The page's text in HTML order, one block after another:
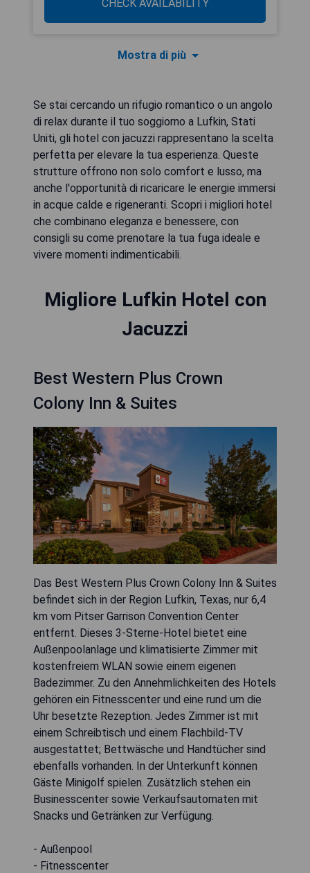
CHECK AVAILABILITY
Mostra di più
Se stai cercando un rifugio romantico o un angolo
di relax durante il tuo soggiorno a Lufkin, Stati
Uniti, gli hotel con jacuzzi rappresentano la scelta
perfetta per elevare la tua esperienza. Queste
strutture offrono non solo comfort e lusso, ma
anche l'opportunità di ricaricare le energie immersi
in acque calde e rigeneranti. Scopri i migliori hotel
che combinano eleganza e benessere, con
consigli su come prenotare la tua fuga ideale e
vivere momenti indimenticabili.
Migliore Lufkin Hotel con
Jacuzzi
Best Western Plus Crown
Colony Inn & Suites
Das Best Western Plus Crown Colony Inn & Suites
befindet sich in der Region Lufkin, Texas, nur 6,4
km vom Pitser Garrison Convention Center
entfernt. Dieses 3-Sterne-Hotel bietet eine
Außenpoolanlage und klimatisierte Zimmer mit
kostenfreiem WLAN sowie einem eigenen
Badezimmer. Zu den Annehmlichkeiten des Hotels
gehören ein Fitnesscenter und eine rund um die
Uhr besetzte Rezeption. Jedes Zimmer ist mit
einem Schreibtisch und einem Flachbild-TV
ausgestattet; Bettwäsche und Handtücher sind
ebenfalls vorhanden. In der Unterkunft können
Gäste Minigolf spielen. Zusätzlich stehen ein
Businesscenter sowie Verkaufsautomaten mit
Snacks und Getränken zur Verfügung.
- Außenpool
- Fitnesscenter